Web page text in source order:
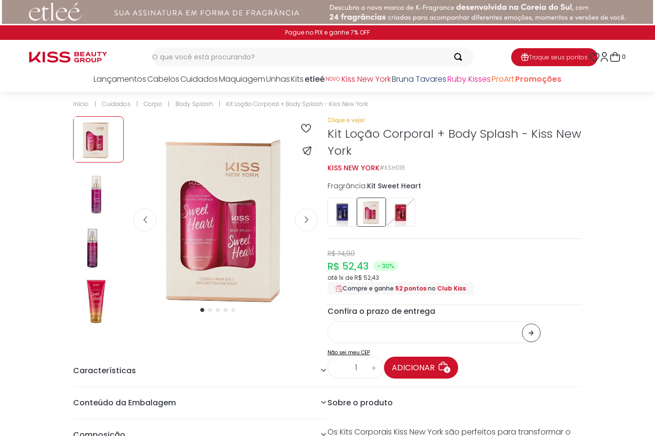
O que você está procurando?
Troque seus pontos 0
LançamentosCabelosCuidadosMaquiagemUnhasKitsetleé NOVO Kiss New YorkBruna TavaresRuby KissesProArtPromoções
Cuidados Corpo Body Splash Kit Loção Corporal + Body Splash - Kiss New York
Características
Kit Corporal 2 em 1: Loção Corporal + Body Splash.
Conteúdo da Embalagem
Clique e veja!
Kit Loção Corporal + Body Splash - Kiss New
York
KISS NEW YORK KSH01B
Fragrância:Kit Sweet Heart
R$ 74,90
R$ 52,43
- 30%
até1x deR$ 52,43
Compre e ganhe 52 pontosno Club Kiss
Não sei meu CEP
＋ ADICIONAR
Sobre o produto
Os Kits Corporais Kiss New York são perfeitos para transformar o
corretivo
2º impress
3º body splash